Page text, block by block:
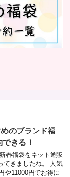
のブランド福
きる！
春福袋をネット通販
てきましたね。 人気
や11000円でお得に